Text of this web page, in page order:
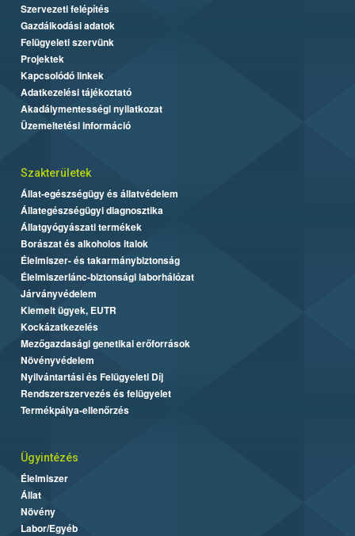
Szervezeti felépítés
Gazdálkodási adatok
Felügyeleti szervünk
Projektek
Kapcsolódó linkek
Adatkezelési tájékoztató
Akadálymentességi nyilatkozat
Üzemeltetési információ
Szakterületek
Állat-egészségügy és állatvédelem
Állategészségügyi diagnosztika
Állatgyógyászati termékek
Borászat és alkoholos italok
Élelmiszer- és takarmánybiztonság
Élelmiszerlánc-biztonsági laborhálózat
Járványvédelem
Kiemelt ügyek, EUTR
Kockázatkezelés
Mezőgazdasági genetikai erőforrások
Növényvédelem
Nyilvántartási és Felügyeleti Díj
Rendszerszervezés és felügyelet
Termékpálya-ellenőrzés
Ügyintézés
Élelmiszer
Állat
Növény
Labor/Egyéb